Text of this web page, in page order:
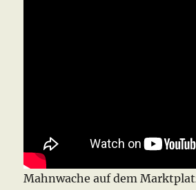
Mahnwache auf dem